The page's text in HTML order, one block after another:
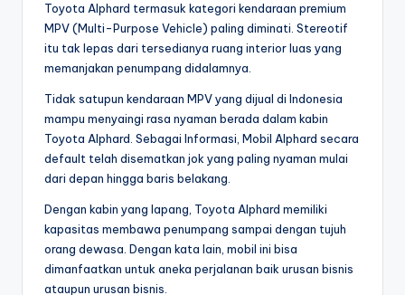
Toyota Alphard termasuk kategori kendaraan premium
MPV (Multi-Purpose Vehicle) paling diminati. Stereotif
itu tak lepas dari tersedianya ruang interior luas yang
memanjakan penumpang didalamnya.
Tidak satupun kendaraan MPV yang dijual di Indonesia
mampu menyaingi rasa nyaman berada dalam kabin
Toyota Alphard. Sebagai Informasi, Mobil Alphard secara
default telah disematkan jok yang paling nyaman mulai
dari depan hingga baris belakang.
Dengan kabin yang lapang, Toyota Alphard memiliki
kapasitas membawa penumpang sampai dengan tujuh
orang dewasa. Dengan kata lain, mobil ini bisa
dimanfaatkan untuk aneka perjalanan baik urusan bisnis
ataupun urusan bisnis.